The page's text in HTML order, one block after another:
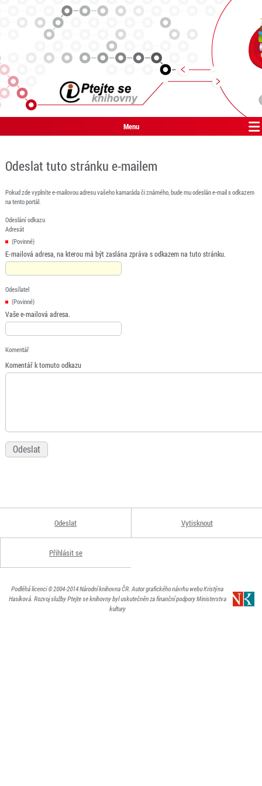
Menu
Odeslat tuto stránku e-mailem
Pokud zde vyplníte e-mailovou adresu vašeho kamaráda či známého, bude mu odeslán e-mail s odkazem
na tento portál.
Odeslání odkazu
Adresát
(Povinné)
E-mailová adresa, na kterou má být zaslána zpráva s odkazem na tuto stránku.
Odesílatel
(Povinné)
Vaše e-mailová adresa.
Komentář
Komentář k tomuto odkazu
Odeslat Vytisknout
Přihlásit se
Podléhá licenci© 2004-2014Národní knihovna ČR. Autor grafického návrhu webu Kristýna
Hasíková. Rozvoj služby Ptejte se knihovny byl uskutečněn za finanční podpory Ministerstva
kultury